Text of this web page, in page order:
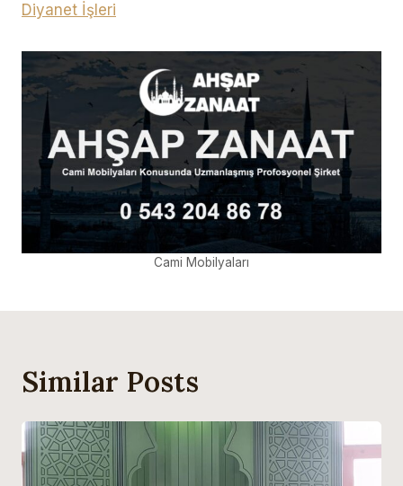
Diyanet İşleri
Cami Mobilyaları
Similar Posts